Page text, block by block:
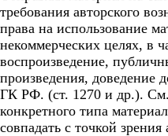
требования авторского
права на использование
некоммерческих целях, в
воспроизведение,
произведения, доведение
ГК РФ. (ст. 1270 и др.).
конкретного типа
совпадать с точкой зрения